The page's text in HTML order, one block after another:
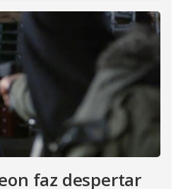
faz despertar